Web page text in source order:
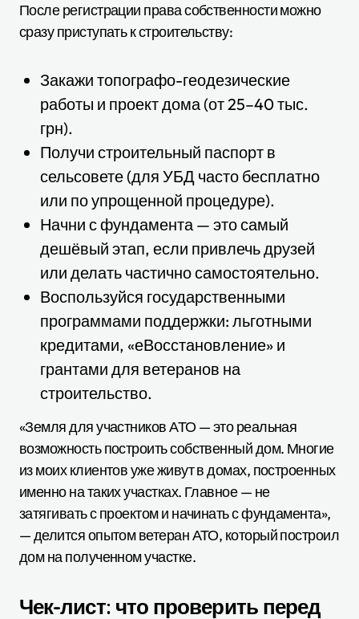
После регистрации права собственности можно
сразу приступать к строительству:
Закажи топографо-геодезические
работы и проект дома (от 25–40 тыс.
грн).
Получи строительный паспорт в
сельсовете (для УБД часто бесплатно
или по упрощенной процедуре).
Начни с фундамента — это самый
дешёвый этап, если привлечь друзей
или делать частично самостоятельно.
Воспользуйся государственными
программами поддержки: льготными
кредитами, «еВосстановление» и
грантами для ветеранов на
строительство.
«Земля для участников АТО — это реальная
возможность построить собственный дом. Многие
из моих клиентов уже живут в домах, построенных
именно на таких участках. Главное — не
затягивать с проектом и начинать с фундамента»,
— делится опытом ветеран АТО, который построил
дом на полученном участке.
Чек-лист: что проверить перед